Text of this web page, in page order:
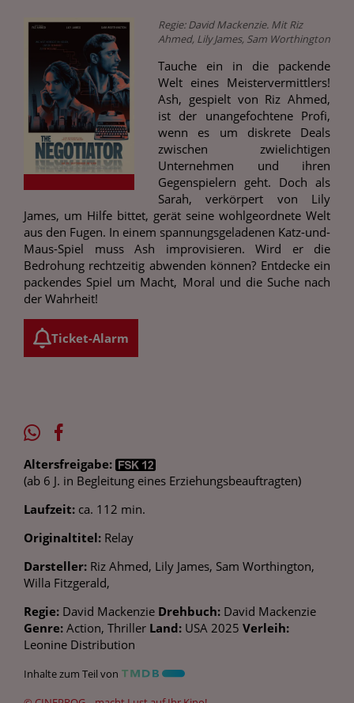
Regie: David Mackenzie. Mit Riz
Ahmed, Lily James, Sam Worthington
Tauche ein in die packende
Welt eines Meistervermittlers!
Ash, gespielt von Riz Ahmed,
ist der unangefochtene Profi,
wenn es um diskrete Deals
zwischen zwielichtigen
Unternehmen und ihren
Gegenspielern geht. Doch als
Sarah, verkörpert von Lily
James, um Hilfe bittet, gerät seine wohlgeordnete Welt
aus den Fugen. In einem spannungsgeladenen Katz-und-
Maus-Spiel muss Ash improvisieren. Wird er die
Bedrohung rechtzeitig abwenden können? Entdecke ein
packendes Spiel um Macht, Moral und die Suche nach
der Wahrheit!
Ticket-Alarm
Altersfreigabe:
(ab 6 J. in Begleitung eines Erziehungsbeauftragten)
Laufzeit: ca. 112 min.
Originaltitel: Relay
Darsteller: Riz Ahmed, Lily James, Sam Worthington,
Willa Fitzgerald,
Regie: David Mackenzie Drehbuch: David Mackenzie
Genre: Action, Thriller Land: USA 2025 Verleih:
Leonine Distribution
Inhalte zum Teil von